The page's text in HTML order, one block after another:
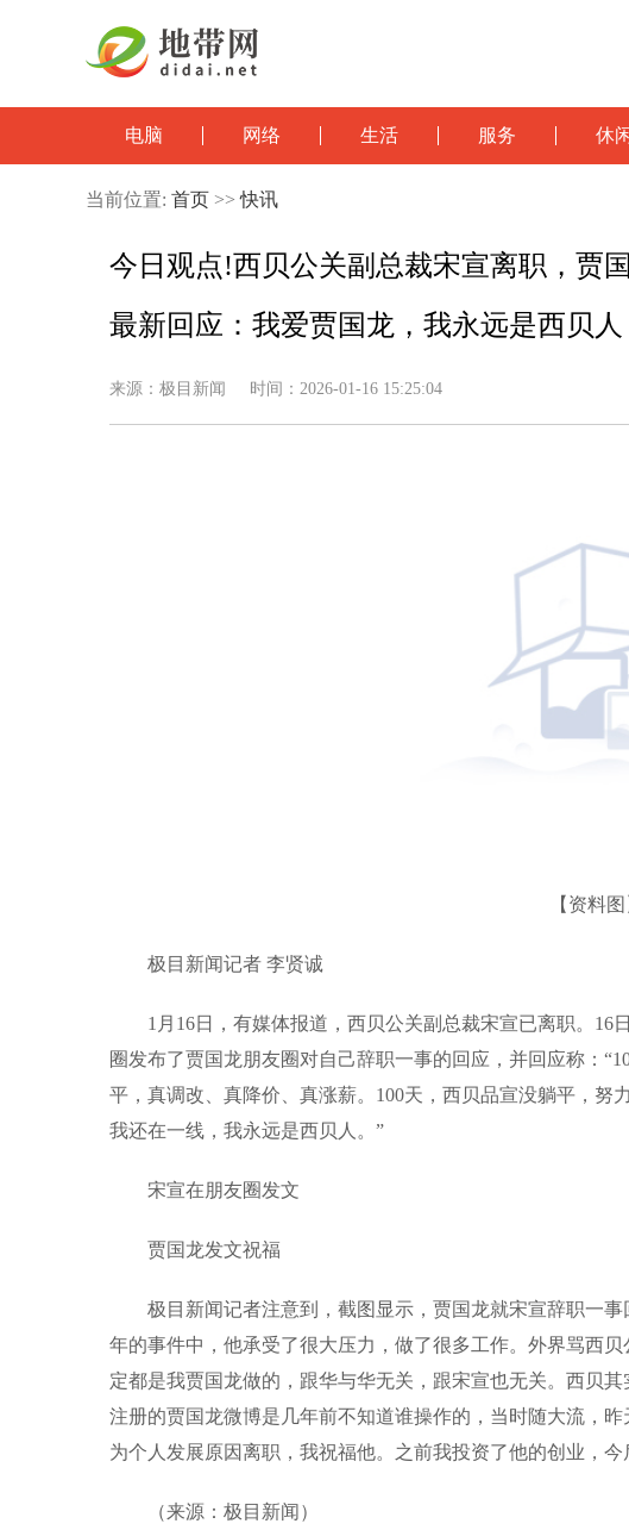
电脑 网络 生活 服务 休
当前位置: 首页 >>快讯
今日观点!西贝公关副总裁宋宣离职，贾
最新回应：我爱贾国龙，我永远是西贝人
来源：极目新闻 时间：2026-01-16 15:25:04
【资料图
极目新闻记者 李贤诚
1月16日，有媒体报道，西贝公关副总裁宋宣已离职。
圈发布了贾国龙朋友圈对自己辞职一事的回应，并回应称：
平，真调改、真降价、真涨薪。100天，西贝品宣没躺平，
我还在一线，我永远是西贝人。”
宋宣在朋友圈发文
贾国龙发文祝福
极目新闻记者注意到，截图显示，贾国龙就宋宣辞职一
年的事件中，他承受了很大压力，做了很多工作。外界骂西
定都是我贾国龙做的，跟华与华无关，跟宋宣也无关。西贝
注册的贾国龙微博是几年前不知道谁操作的，当时随大流，
为个人发展原因离职，我祝福他。之前我投资了他的创业，今
（来源：极目新闻）